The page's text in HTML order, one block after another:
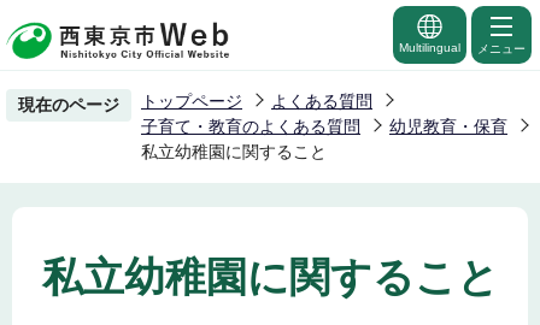
の
ー
の
先
Multilingual メニュー
現在のページ トップページ
よくある質問
子育て・教育のよくある質問
幼児教育・保育
私立幼稚園に関すること
私立幼稚園に関すること